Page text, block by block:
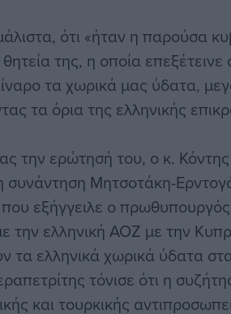
ότι «ήταν η παρούσα
της, η οποία επεξέτεινε
τα χωρικά μας ύδατα,
τα όρια της ελληνικής
την ερώτησή του, ο κ. Κόντης
συνάντηση Μητσοτάκη-
εξήγγειλε ο
την ελληνική ΑΟΖ με την
τα ελληνικά χωρικά ύδατα
τόνισε ότι η
και τουρκικής